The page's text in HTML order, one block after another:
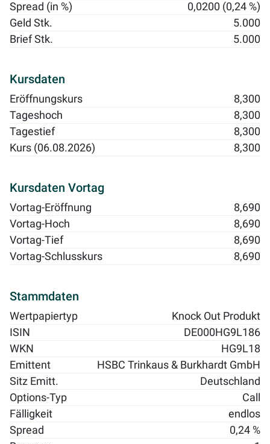
Spread (in %)
0,0200 (0,24 %)
Geld Stk.
5.000
Brief Stk.
5.000
Kursdaten
Eröffnungskurs
8,300
Tageshoch
8,300
Tagestief
8,300
Kurs (06.08.2026)
8,300
Kursdaten Vortag
Vortag-Eröffnung
8,690
Vortag-Hoch
8,690
Vortag-Tief
8,690
Vortag-Schlusskurs
8,690
Stammdaten
Wertpapiertyp
Knock Out Produkt
ISIN
DE000HG9L186
WKN
HG9L18
Emittent
HSBC Trinkaus & Burkhardt GmbH
Sitz Emitt.
Deutschland
Options-Typ
Call
Fälligkeit
endlos
Spread
0,24 %